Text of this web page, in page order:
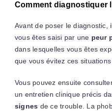
Comment diagnostiquer
Avant de poser le diagnostic,
vous êtes saisi par une peur
dans lesquelles vous êtes
que vous évitez ces
Vous pouvez ensuite
un entretien clinique précis
signes de ce trouble. La